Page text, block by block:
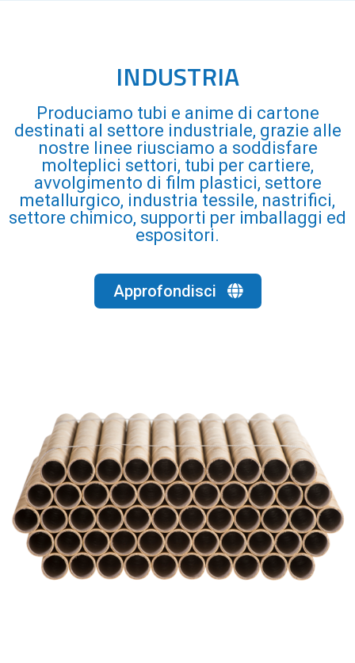
INDUSTRIA
Produciamo tubi e anime di cartone
destinati al settore industriale, grazie alle
nostre linee riusciamo a soddisfare
molteplici settori, tubi per cartiere,
avvolgimento di film plastici, settore
metallurgico, industria tessile, nastrifici,
settore chimico, supporti per imballaggi ed
espositori.
Approfondisci